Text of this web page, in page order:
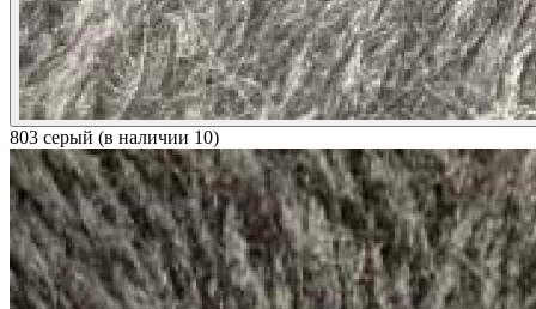
803 серый (в наличии 10)